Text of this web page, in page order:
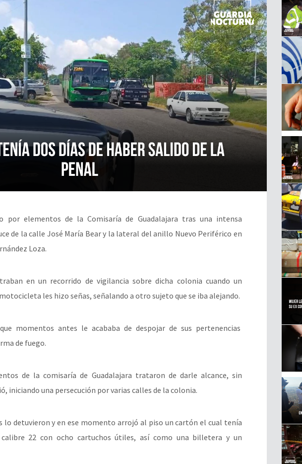
por elementos de la Comisaría de Guadalajara tras una intensa
de la calle José María Bear y la lateral del anillo Nuevo Periférico en
Loza.
en un recorrido de vigilancia sobre dicha colonia cuando un
les hizo señas, señalando a otro sujeto que se iba alejando.
momentos antes le acababa de despojar de sus pertenencias
de fuego.
de la comisaría de Guadalajara trataron de darle alcance, sin
iniciando una persecución por varias calles de la colonia.
lo detuvieron y en ese momento arrojó al piso un cartón el cual tenía
22 con ocho cartuchos útiles, así como una billetera y un